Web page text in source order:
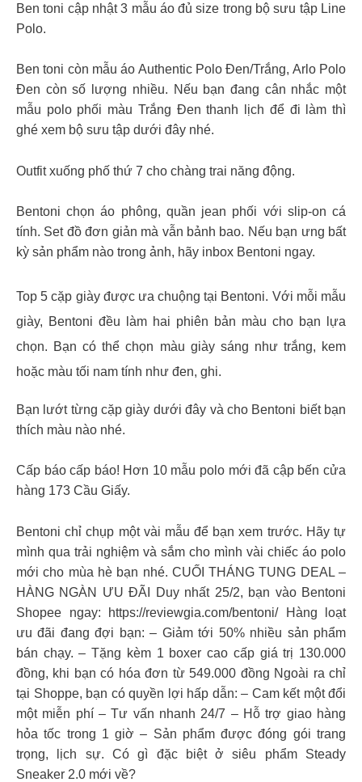
Ben toni cập nhật 3 mẫu áo đủ size trong bộ sưu tập Line
Polo.
Ben toni còn mẫu áo Authentic Polo Đen/Trắng, Arlo Polo
Đen còn số lượng nhiều. Nếu bạn đang cân nhắc một
mẫu polo phối màu Trắng Đen thanh lịch để đi làm thì
ghé xem bộ sưu tập dưới đây nhé.
Outfit xuống phố thứ 7 cho chàng trai năng động.
Bentoni chọn áo phông, quần jean phối với slip-on cá
tính. Set đồ đơn giản mà vẫn bảnh bao. Nếu bạn ưng bất
kỳ sản phẩm nào trong ảnh, hãy inbox Bentoni ngay.
Top 5 cặp giày được ưa chuộng tại Bentoni. Với mỗi mẫu
giày, Bentoni đều làm hai phiên bản màu cho bạn lựa
chọn. Bạn có thể chọn màu giày sáng như trắng, kem
hoặc màu tối nam tính như đen, ghi.
Bạn lướt từng cặp giày dưới đây và cho Bentoni biết bạn
thích màu nào nhé.
Cấp báo cấp báo! Hơn 10 mẫu polo mới đã cập bến cửa
hàng 173 Cầu Giấy.
Bentoni chỉ chụp một vài mẫu để bạn xem trước. Hãy tự
mình qua trải nghiệm và sắm cho mình vài chiếc áo polo
mới cho mùa hè bạn nhé. CUỐI THÁNG TUNG DEAL –
HÀNG NGÀN ƯU ĐÃI Duy nhất 25/2, bạn vào Bentoni
Shopee ngay: https://reviewgia.com/bentoni/ Hàng loạt
ưu đãi đang đợi bạn: – Giảm tới 50% nhiều sản phẩm
bán chạy. – Tặng kèm 1 boxer cao cấp giá trị 130.000
đồng, khi bạn có hóa đơn từ 549.000 đồng Ngoài ra chỉ
tại Shoppe, bạn có quyền lợi hấp dẫn: – Cam kết một đổi
một miễn phí – Tư vấn nhanh 24/7 – Hỗ trợ giao hàng
hỏa tốc trong 1 giờ – Sản phẩm được đóng gói trang
trọng, lịch sự. Có gì đặc biệt ở siêu phẩm Steady
Sneaker 2.0 mới về?